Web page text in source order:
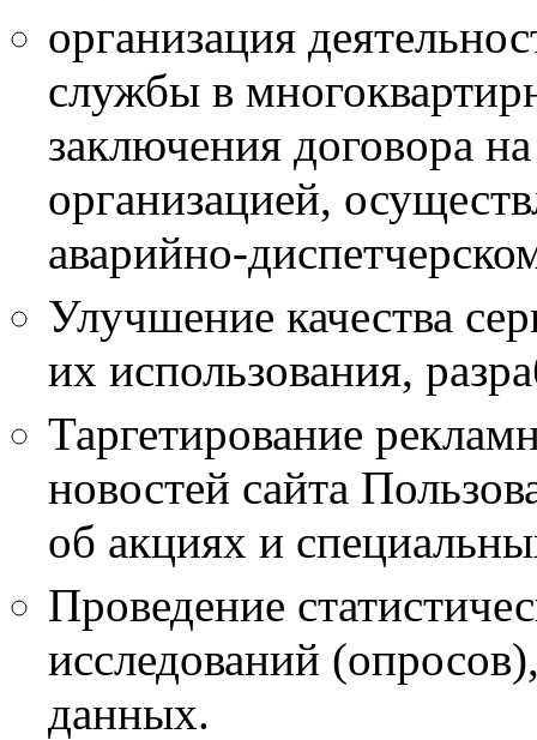
организация
службы в
заключения договора
организацией,
аварийно-
Улучшение качества
их использования,
Таргетирование
новостей сайта
об акциях и
Проведение
исследований
данных.